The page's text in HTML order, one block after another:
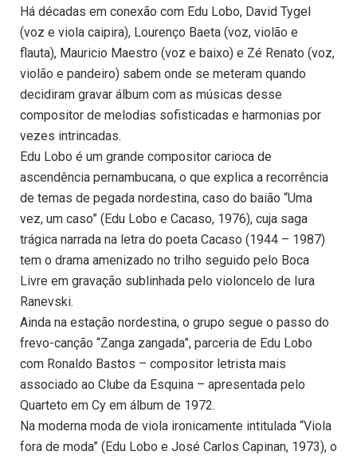
Há décadas em conexão com Edu Lobo, David Tygel
(voz e viola caipira), Lourenço Baeta (voz, violão e
flauta), Mauricio Maestro (voz e baixo) e Zé Renato (voz,
violão e pandeiro) sabem onde se meteram quando
decidiram gravar álbum com as músicas desse
compositor de melodias sofisticadas e harmonias por
vezes intrincadas.
Edu Lobo é um grande compositor carioca de
ascendência pernambucana, o que explica a recorrência
de temas de pegada nordestina, caso do baião “Uma
vez, um caso” (Edu Lobo e Cacaso, 1976), cuja saga
trágica narrada na letra do poeta Cacaso (1944 – 1987)
tem o drama amenizado no trilho seguido pelo Boca
Livre em gravação sublinhada pelo violoncelo de Iura
Ranevski.
Ainda na estação nordestina, o grupo segue o passo do
frevo-canção “Zanga zangada”, parceria de Edu Lobo
com Ronaldo Bastos – compositor letrista mais
associado ao Clube da Esquina – apresentada pelo
Quarteto em Cy em álbum de 1972.
Na moderna moda de viola ironicamente intitulada “Viola
fora de moda” (Edu Lobo e José Carlos Capinan, 1973), o